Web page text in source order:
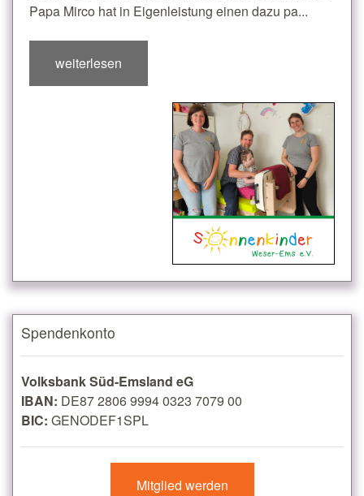
Papa Mirco hat in Eigenleistung einen dazu pa...
weiterlesen
Spendenkonto
Volksbank Süd-Emsland eG
IBAN: DE87 2806 9994 0323 7079 00
BIC: GENODEF1SPL
Mitglied werden